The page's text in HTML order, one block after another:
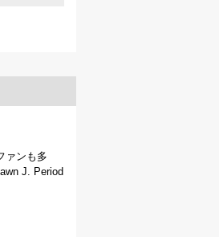
ァンも多
J. Period